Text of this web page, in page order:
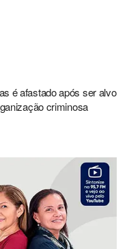
é afastado após ser alvo
criminosa